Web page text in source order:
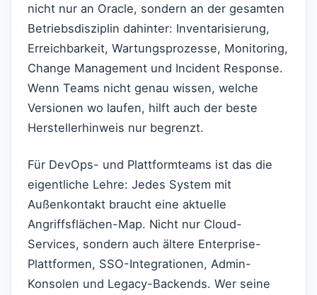
nicht nur an Oracle, sondern an der gesamten
Betriebsdisziplin dahinter: Inventarisierung,
Erreichbarkeit, Wartungsprozesse, Monitoring,
Change Management und Incident Response.
Wenn Teams nicht genau wissen, welche
Versionen wo laufen, hilft auch der beste
Herstellerhinweis nur begrenzt.
Für DevOps- und Plattformteams ist das die
eigentliche Lehre: Jedes System mit
Außenkontakt braucht eine aktuelle
Angriffsflächen-Map. Nicht nur Cloud-
Services, sondern auch ältere Enterprise-
Plattformen, SSO-Integrationen, Admin-
Konsolen und Legacy-Backends. Wer seine